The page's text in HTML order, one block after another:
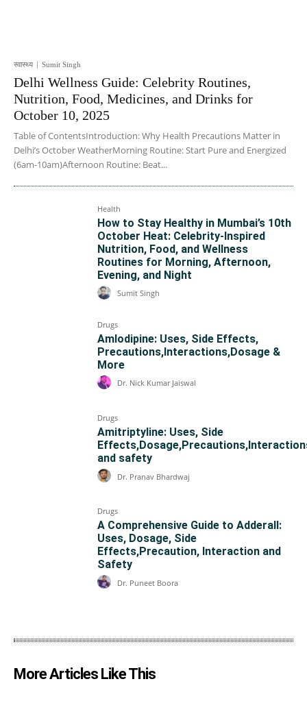
स्वास्थ्य Sumit Singh
Delhi Wellness Guide: Celebrity Routines,
Nutrition, Food, Medicines, and Drinks for
October 10, 2025
Table of ContentsIntroduction: Why Health Precautions Matter in
Delhi’s October WeatherMorning Routine: Start Pure and Energized
(6am-10am)Afternoon Routine: Beat...
Health
How to Stay Healthy in Mumbai’s 10th
October Heat: Celebrity-Inspired
Nutrition, Food, and Wellness
Routines for Morning, Afternoon,
Evening, and Night
Sumit Singh
Drugs
Amlodipine: Uses, Side Effects,
Precautions,Interactions,Dosage &
More
Dr. Nick Kumar Jaiswal
Drugs
Amitriptyline: Uses, Side
and safety
Dr. Pranav Bhardwaj
Drugs
A Comprehensive Guide to Adderall:
Uses, Dosage, Side
Effects,Precaution, Interaction and
Safety
Dr. Puneet Boora
More Articles Like This